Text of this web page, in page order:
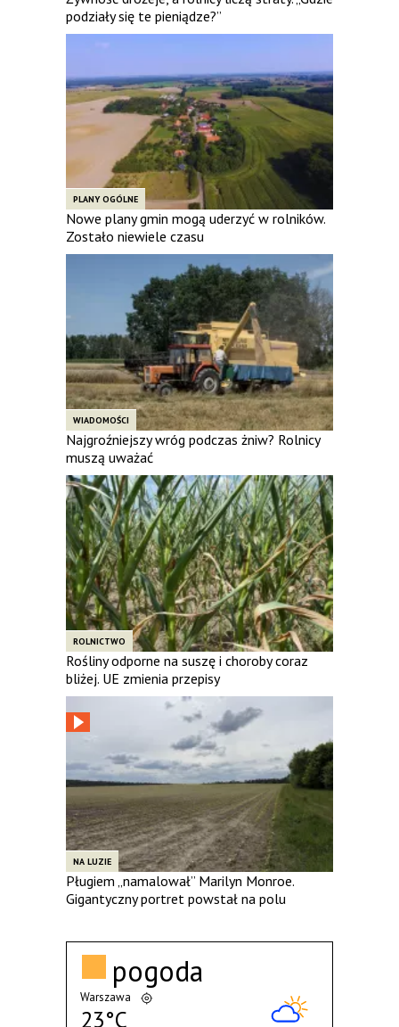
podziały się te pieniądze?”
PLANY OGÓLNE
Nowe plany gmin mogą uderzyć w rolników.
Zostało niewiele czasu
WIADOMOŚCI
Najgroźniejszy wróg podczas żniw? Rolnicy
muszą uważać
ROLNICTWO
Rośliny odporne na suszę i choroby coraz
bliżej. UE zmienia przepisy
NA LUZIE
Pługiem „namalował” Marilyn Monroe.
Gigantyczny portret powstał na polu
pogoda
Warszawa
23°C